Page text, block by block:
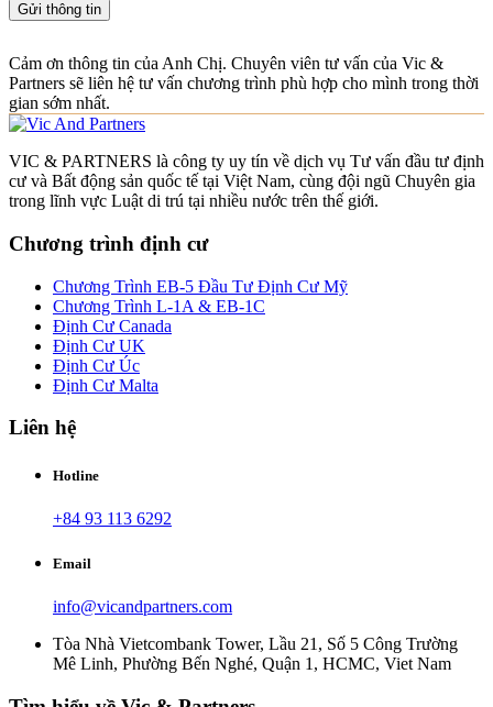
Gửi thông tin
Cảm ơn thông tin của Anh Chị. Chuyên viên tư vấn của Vic &
Partners sẽ liên hệ tư vấn chương trình phù hợp cho mình trong thời
gian sớm nhất.
VIC & PARTNERS là công ty uy tín về dịch vụ Tư vấn đầu tư định
cư và Bất động sản quốc tế tại Việt Nam, cùng đội ngũ Chuyên gia
trong lĩnh vực Luật di trú tại nhiều nước trên thế giới.
Chương trình định cư
Chương Trình EB-5 Đầu Tư Định Cư Mỹ
Chương Trình L-1A & EB-1C
Định Cư Canada
Định Cư UK
Định Cư Úc
Định Cư Malta
Liên hệ
Hotline
+84 93 113 6292
Email
info@vicandpartners.com
Tòa Nhà Vietcombank Tower, Lầu 21, Số 5 Công Trường
Mê Linh, Phường Bến Nghé, Quận 1, HCMC, Viet Nam